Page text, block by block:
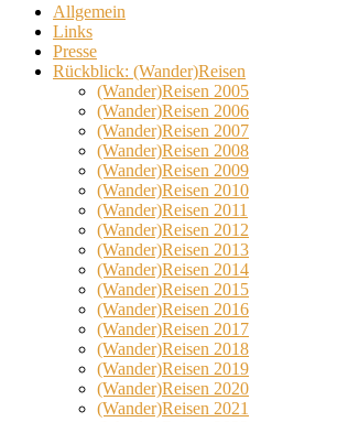
Allgemein
Links
Presse
Rückblick: (Wander)Reisen
(Wander)Reisen 2005
(Wander)Reisen 2006
(Wander)Reisen 2007
(Wander)Reisen 2008
(Wander)Reisen 2009
(Wander)Reisen 2010
(Wander)Reisen 2011
(Wander)Reisen 2012
(Wander)Reisen 2013
(Wander)Reisen 2014
(Wander)Reisen 2015
(Wander)Reisen 2016
(Wander)Reisen 2017
(Wander)Reisen 2018
(Wander)Reisen 2019
(Wander)Reisen 2020
(Wander)Reisen 2021